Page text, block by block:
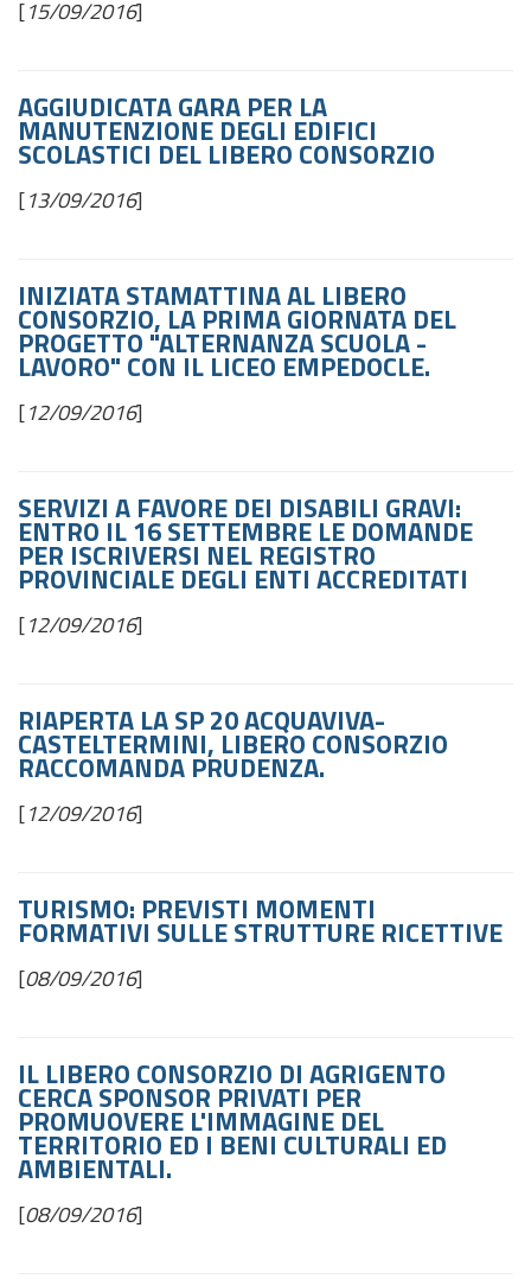
[15/09/2016]
AGGIUDICATA GARA PER LA
MANUTENZIONE DEGLI EDIFICI
SCOLASTICI DEL LIBERO CONSORZIO
[13/09/2016]
INIZIATA STAMATTINA AL LIBERO
CONSORZIO, LA PRIMA GIORNATA DEL
PROGETTO "ALTERNANZA SCUOLA -
LAVORO" CON IL LICEO EMPEDOCLE.
[12/09/2016]
SERVIZI A FAVORE DEI DISABILI GRAVI:
ENTRO IL 16 SETTEMBRE LE DOMANDE
PER ISCRIVERSI NEL REGISTRO
PROVINCIALE DEGLI ENTI ACCREDITATI
[12/09/2016]
RIAPERTA LA SP 20 ACQUAVIVA-
CASTELTERMINI, LIBERO CONSORZIO
RACCOMANDA PRUDENZA.
[12/09/2016]
TURISMO: PREVISTI MOMENTI
FORMATIVI SULLE STRUTTURE RICETTIVE
[08/09/2016]
IL LIBERO CONSORZIO DI AGRIGENTO
CERCA SPONSOR PRIVATI PER
PROMUOVERE L'IMMAGINE DEL
TERRITORIO ED I BENI CULTURALI ED
AMBIENTALI.
[08/09/2016]